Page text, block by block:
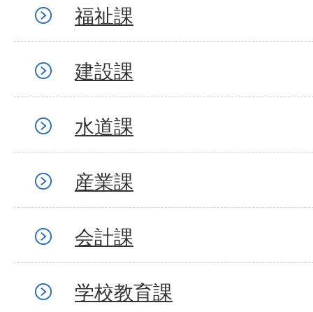
福祉課
建設課
水道課
産業課
会計課
学校教育課